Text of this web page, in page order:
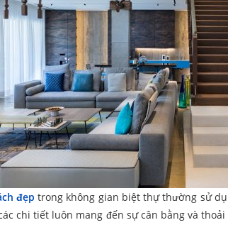
đẹp trong không gian biệt thự thường sử
chi tiết luôn mang đến sự cân bằng và